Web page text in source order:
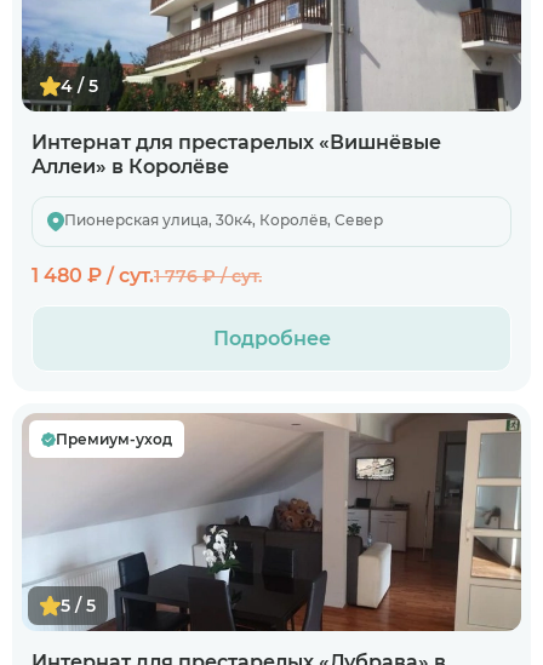
4 / 5
Интернат для престарелых «Вишнёвые
Аллеи» в Королёве
Пионерская улица, 30к4, Королёв, Север
1 480 ₽ / сут.1 776 ₽ / сут.
Подробнее
Премиум-уход
5 / 5